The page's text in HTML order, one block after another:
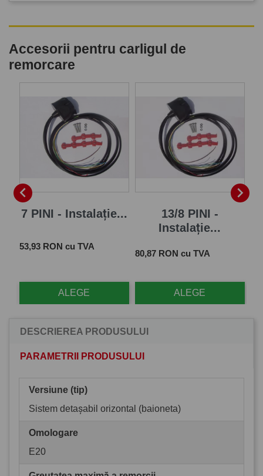
Accesorii pentru carligul de
remorcare

7 PINI - Instalație...
Pret
53,93 RON cu TVA
ALEGE
13/8 PINI -
Instalație...
Pret
80,87 RON cu TVA
ALEGE

DESCRIEREA PRODUSULUI
PARAMETRII PRODUSULUI
Versiune (tip)
Sistem detașabil orizontal (baioneta)
Omologare
E20